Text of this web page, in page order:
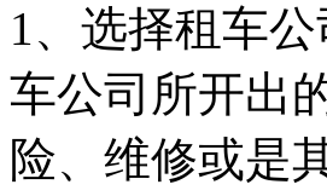
1、选择租车
车公司所开出
险、维修或是